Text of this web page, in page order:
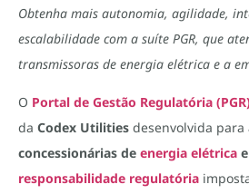
Obtenha mais autonomia, agilidade,
escalabilidade com a suíte PGR, que
transmissoras de energia elétrica e a
O Portal de Gestão Regulatória
da Codex Utilities desenvolvida para
concessionárias de energia elétrica e
responsabilidade regulatória